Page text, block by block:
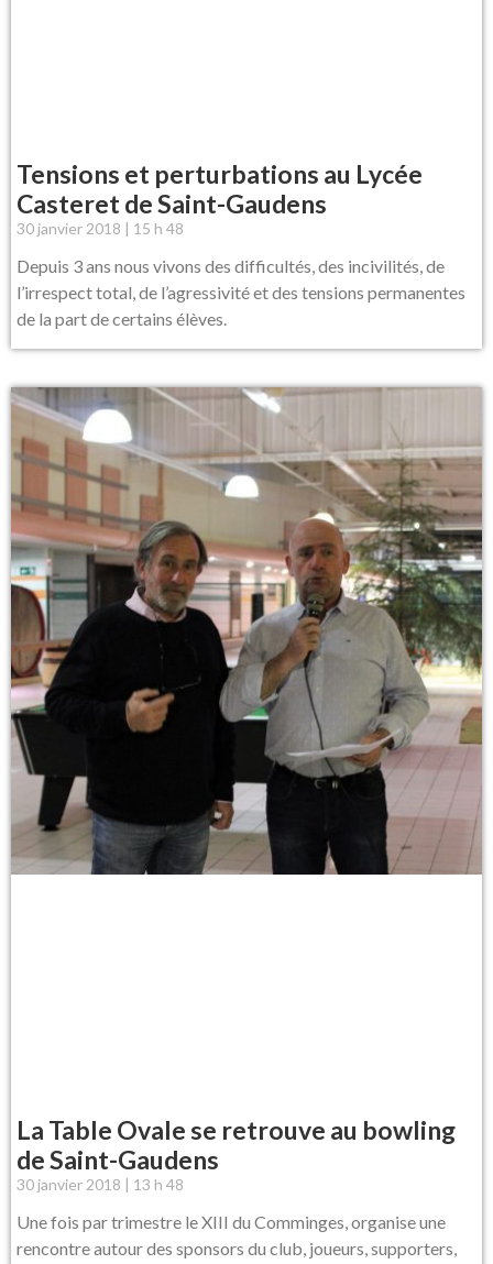
Tensions et perturbations au Lycée
Casteret de Saint-Gaudens
30 janvier 2018 15 h 48
Depuis 3 ans nous vivons des difficultés, des incivilités, de
l’irrespect total, de l’agressivité et des tensions permanentes
de la part de certains élèves.
La Table Ovale se retrouve au bowling
de Saint-Gaudens
30 janvier 2018 13 h 48
Une fois par trimestre le XIII du Comminges, organise une
rencontre autour des sponsors du club, joueurs, supporters,